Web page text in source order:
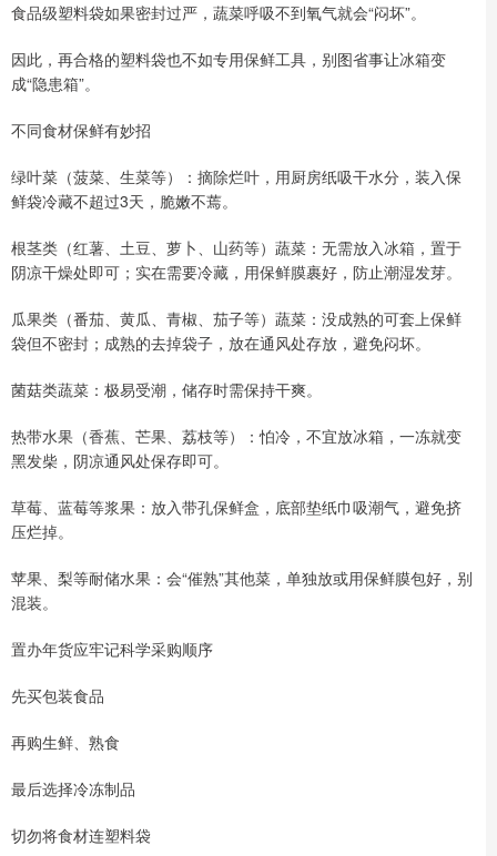
食品级塑料袋如果密封过严，蔬菜呼吸不到氧气就会“闷坏”。
因此，再合格的塑料袋也不如专用保鲜工具，别图省事让冰箱变
成“隐患箱”。
不同食材保鲜有妙招
绿叶菜（菠菜、生菜等）：摘除烂叶，用厨房纸吸干水分，装入保
鲜袋冷藏不超过3天，脆嫩不蔫。
根茎类（红薯、土豆、萝卜、山药等）蔬菜：无需放入冰箱，置于
阴凉干燥处即可；实在需要冷藏，用保鲜膜裹好，防止潮湿发芽。
瓜果类（番茄、黄瓜、青椒、茄子等）蔬菜：没成熟的可套上保鲜
袋但不密封；成熟的去掉袋子，放在通风处存放，避免闷坏。
菌菇类蔬菜：极易受潮，储存时需保持干爽。
热带水果（香蕉、芒果、荔枝等）：怕冷，不宜放冰箱，一冻就变
黑发柴，阴凉通风处保存即可。
草莓、蓝莓等浆果：放入带孔保鲜盒，底部垫纸巾吸潮气，避免挤
压烂掉。
苹果、梨等耐储水果：会“催熟”其他菜，单独放或用保鲜膜包好，别
混装。
置办年货应牢记科学采购顺序
先买包装食品
再购生鲜、熟食
最后选择冷冻制品
切勿将食材连塑料袋